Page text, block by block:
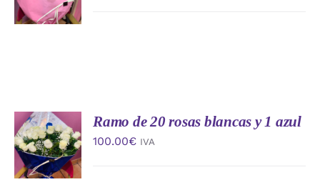
DETALLES
AÑADIR
AL
CARRITO
/
DETALLES
Ramo de 20 rosas blancas y 1 azul
100.00€ IVA